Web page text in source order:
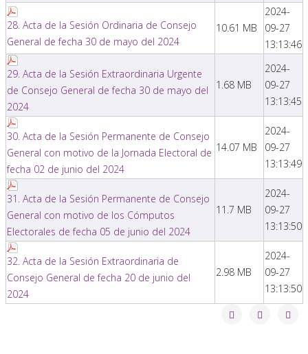
28. Acta de la Sesión Ordinaria de Consejo
General de fecha 30 de mayo del 2024
10.61 MB
2024-
09-27
13:13:46
29. Acta de la Sesión Extraordinaria Urgente
de Consejo General de fecha 30 de mayo del
2024
1.68 MB
2024-
09-27
13:13:45
30. Acta de la Sesión Permanente de Consejo
General con motivo de la Jornada Electoral de
fecha 02 de junio del 2024
14.07 MB
2024-
09-27
13:13:49
31. Acta de la Sesión Permanente de Consejo
General con motivo de los Cómputos
Electorales de fecha 05 de junio del 2024
11.7 MB
2024-
09-27
13:13:50
32. Acta de la Sesión Extraordinaria de
Consejo General de fecha 20 de junio del
2024
2.98 MB
2024-
09-27
13:13:50